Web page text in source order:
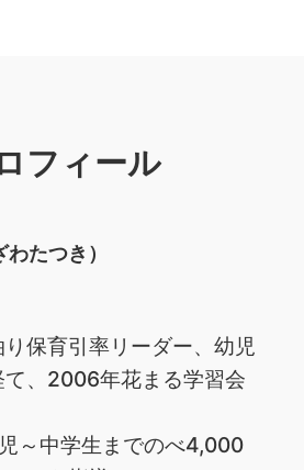
フィール
たつき）
保育引率リーダー、幼児
、2006年花まる学習会
～中学生までのべ4,000